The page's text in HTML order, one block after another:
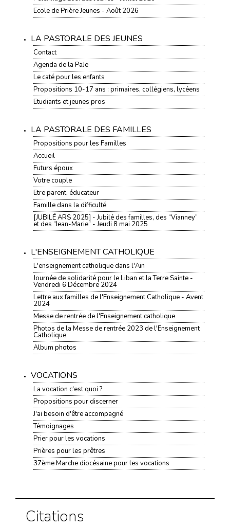
Ecole de Prière Jeunes - Août 2026
LA PASTORALE DES JEUNES
Contact
Agenda de la PaJe
Le caté pour les enfants
Propositions 10-17 ans : primaires, collégiens, lycéens
Etudiants et jeunes pros
LA PASTORALE DES FAMILLES
Propositions pour les Familles
Accueil
Futurs époux
Votre couple
Etre parent, éducateur
Famille dans la difficulté
[JUBILÉ ARS 2025] - Jubilé des familles, des “Vianney”
et des “Jean-Marie” - Jeudi 8 mai 2025
L'ENSEIGNEMENT CATHOLIQUE
L'enseignement catholique dans l'Ain
Journée de solidarité pour le Liban et la Terre Sainte -
Vendredi 6 Décembre 2024
Lettre aux familles de l'Enseignement Catholique - Avent
2024
Messe de rentrée de l'Enseignement catholique
Photos de la Messe de rentrée 2023 de l'Enseignement
Catholique
Album photos
VOCATIONS
La vocation c'est quoi ?
Propositions pour discerner
J'ai besoin d'être accompagné
Témoignages
Prier pour les vocations
Prières pour les prêtres
37ème Marche diocésaine pour les vocations
Citations